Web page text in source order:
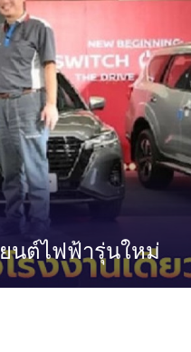
นต์ไฟฟ้ารุ่นใหม่